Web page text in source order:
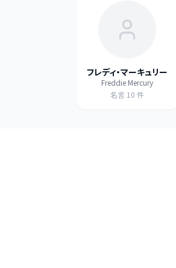
フレディ・マーキュリー
Freddie Mercury
名言 10 件